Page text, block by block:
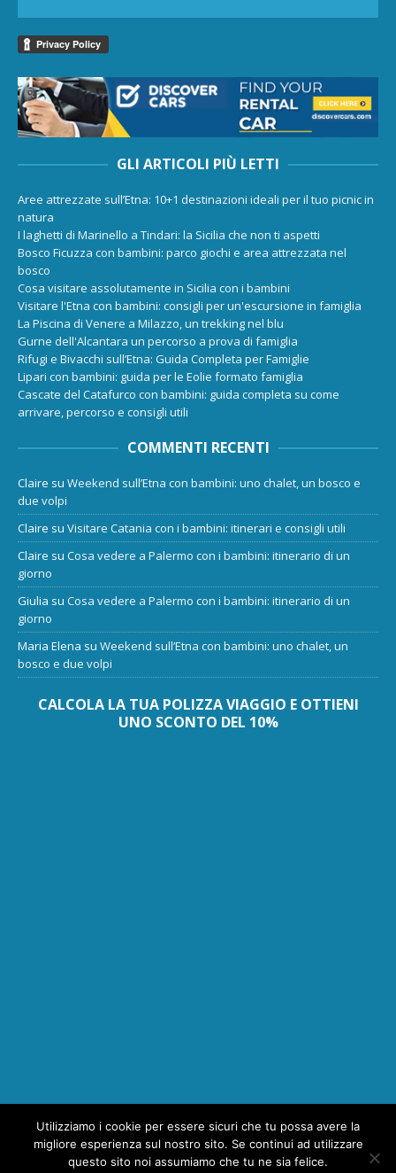
GLI ARTICOLI PIÙ LETTI
Aree attrezzate sull’Etna: 10+1 destinazioni ideali per il tuo picnic in
natura
I laghetti di Marinello a Tindari: la Sicilia che non ti aspetti
Bosco Ficuzza con bambini: parco giochi e area attrezzata nel
bosco
Cosa visitare assolutamente in Sicilia con i bambini
Visitare l'Etna con bambini: consigli per un'escursione in famiglia
La Piscina di Venere a Milazzo, un trekking nel blu
Gurne dell'Alcantara un percorso a prova di famiglia
Rifugi e Bivacchi sull’Etna: Guida Completa per Famiglie
Lipari con bambini: guida per le Eolie formato famiglia
Cascate del Catafurco con bambini: guida completa su come
arrivare, percorso e consigli utili
COMMENTI RECENTI
Claire su Weekend sull’Etna con bambini: uno chalet, un bosco e
due volpi
Claire su Visitare Catania con i bambini: itinerari e consigli utili
Claire su Cosa vedere a Palermo con i bambini: itinerario di un
giorno
Giulia su Cosa vedere a Palermo con i bambini: itinerario di un
giorno
Maria Elena su Weekend sull’Etna con bambini: uno chalet, un
bosco e due volpi
CALCOLA LA TUA POLIZZA VIAGGIO E OTTIENI
UNO SCONTO DEL 10%
Utilizziamo i cookie per essere sicuri che tu possa avere la
migliore esperienza sul nostro sito. Se continui ad utilizzare
questo sito noi assumiamo che tu ne sia felice.